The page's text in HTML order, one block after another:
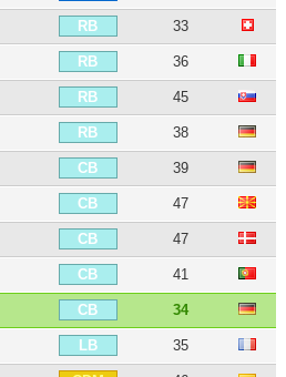
RB 33
RB 36
RB 45
RB 38
CB 39
CB 47
CB 47
CB 41
CB 34
LB 35